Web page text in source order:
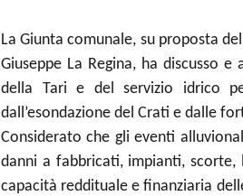
La Giunta comunale, su proposta
Giuseppe La Regina, ha discusso
della Tari e del servizio idrico
dall’esondazione del Crati e dalle
Considerato che gli eventi
danni a fabbricati, impianti,
capacità reddituale e finanziaria